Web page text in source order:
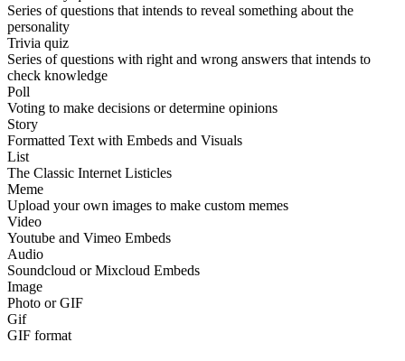
Series of questions that intends to reveal something about the
personality
Trivia quiz
Series of questions with right and wrong answers that intends to
check knowledge
Poll
Voting to make decisions or determine opinions
Story
Formatted Text with Embeds and Visuals
List
The Classic Internet Listicles
Meme
Upload your own images to make custom memes
Video
Youtube and Vimeo Embeds
Audio
Soundcloud or Mixcloud Embeds
Image
Photo or GIF
Gif
GIF format